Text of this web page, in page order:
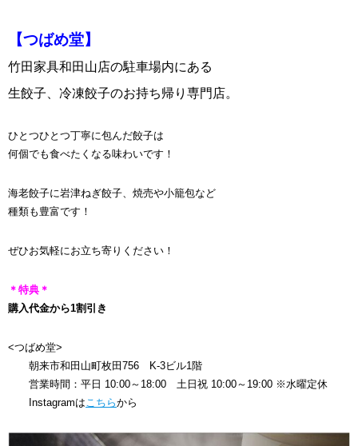
【つばめ堂】
竹田家具和田山店の駐車場内にある
生餃子、冷凍餃子のお持ち帰り専門店。
ひとつひとつ丁寧に包んだ餃子は
何個でも食べたくなる味わいです！
海老餃子に岩津ねぎ餃子、焼売や小籠包など
種類も豊富です！
ぜひお気軽にお立ち寄りください！
＊特典＊
購入代金から1割引き
<つばめ堂>
朝来市和田山町枚田756 K-3ビル1階
営業時間：平日 10:00～18:00 土日祝 10:00～19:00 ※水曜定休
Instagramはこちらから